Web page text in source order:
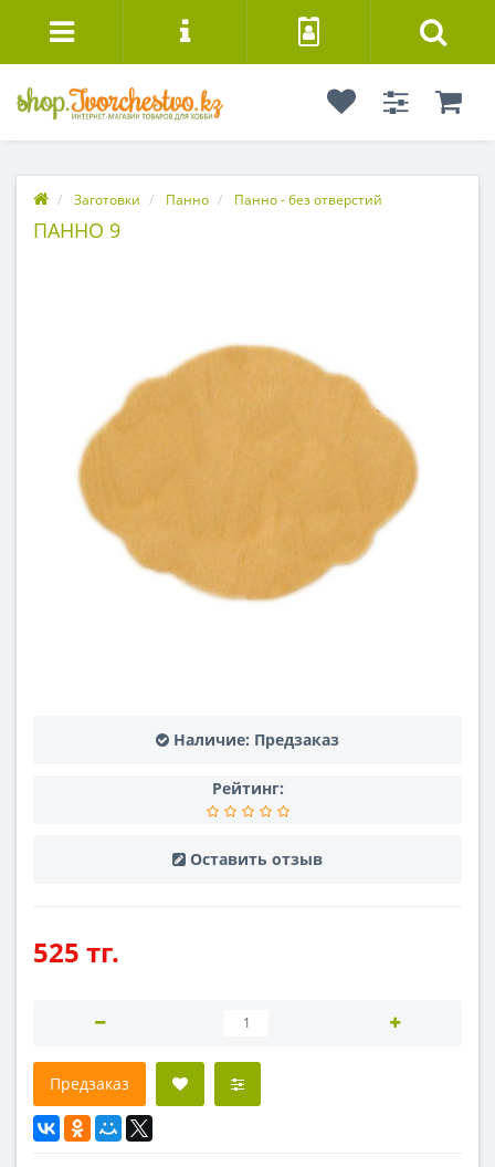
Заготовки Панно Панно - без отверстий
ПАННО 9
Наличие: Предзаказ
Рейтинг:
Оставить отзыв
525 тг.
Предзаказ